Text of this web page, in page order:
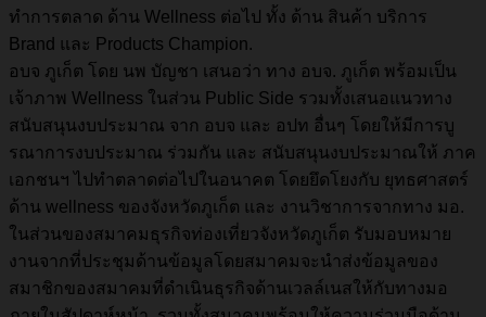
ทำการตลาด ด้าน Wellness ต่อไป ทั้ง ด้าน สินค้า บริการ
Brand และ Products Champion.
อบจ ภูเก็ต โดย นพ บัญชา เสนอว่า ทาง อบจ. ภูเก็ต พร้อมเป็น
เจ้าภาพ Wellness ในส่วน Public Side รวมทั้งเสนอแนวทาง
สนับสนุนงบประมาณ จาก อบจ และ อปท อื่นๆ โดยให้มีการบู
รณาการงบประมาณ ร่วมกัน และ สนับสนุนงบประมาณให้ ภาค
เอกชนฯ ไปทำตลาดต่อไปในอนาคต โดยยึดโยงกับ ยุทธศาสตร์
ด้าน wellness ของจังหวัดภูเก็ต และ งานวิชาการจากทาง มอ.
ในส่วนของสมาคมธุรกิจท่องเที่ยวจังหวัดภูเก็ต รับมอบหมาย
งานจากที่ประชุมด้านข้อมูลโดยสมาคมจะนำส่งข้อมูลของ
สมาชิกของสมาคมที่ดำเนินธุรกิจด้านเวลล์เนสให้กับทางมอ